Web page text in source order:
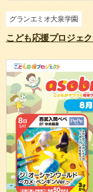
グランエミオ大泉学園
こども応援プロジェ